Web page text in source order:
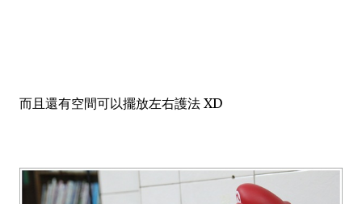
而且還有空間可以擺放左右護法 XD